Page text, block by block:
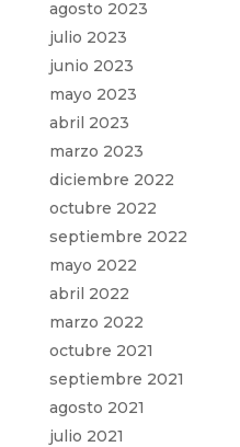
agosto 2023
julio 2023
junio 2023
mayo 2023
abril 2023
marzo 2023
diciembre 2022
octubre 2022
septiembre 2022
mayo 2022
abril 2022
marzo 2022
octubre 2021
septiembre 2021
agosto 2021
julio 2021